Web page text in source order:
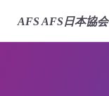
AFS AFS日本協会
ョン
ョン
ョン
ーク